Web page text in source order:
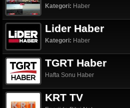
Kategori: Haber
Lider Haber
Kategori: Haber
TGRT Haber
Hafta Sonu Haber
KRT TV